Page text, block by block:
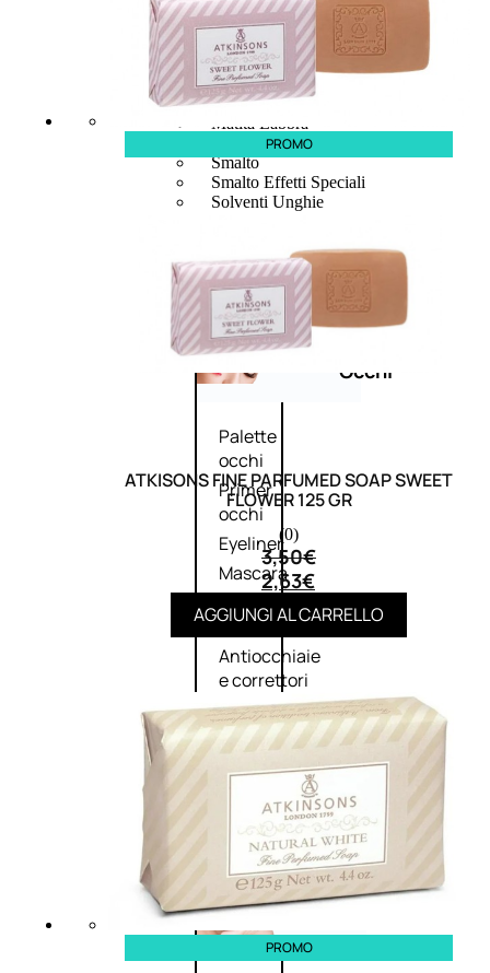
Bb E Cc Cream
Matita Occhi
Matita Sopracciglia
Mascara
Eyeliner
Rossetto
Matita Labbra
Smalto
Smalto Effetti Speciali
Solventi Unghie
Occhi
Palette
occhi
Primer
occhi
Eyeliner
Mascara
Matita
occhi
Antiocchiaie
e correttori
Matita
sopracciglia
Mascara
sopracciglia
Fissante
sopracciglia
PROMO
ATKISONS FINE PARFUMED SOAP SWEET
FLOWER 125 GR
(0)
3,50€
2,63€
AGGIUNGI AL CARRELLO
PROMO